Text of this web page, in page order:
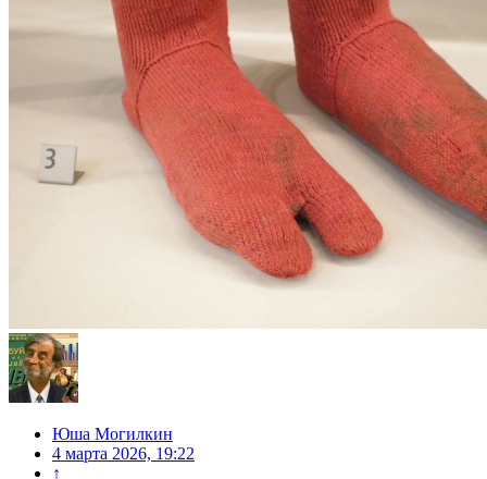
Юша Могилкин
4 марта 2026, 19:22
↑